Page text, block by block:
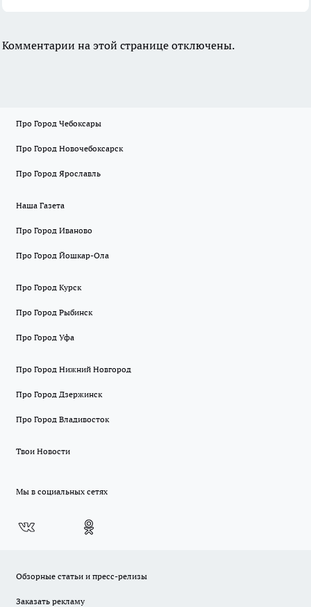
Комментарии на этой странице отключены.
Про Город Чебоксары
Про Город Новочебоксарск
Про Город Ярославль
Наша Газета
Про Город Иваново
Про Город Йошкар-Ола
Про Город Курск
Про Город Рыбинск
Про Город Уфа
Про Город Нижний Новгород
Про Город Дзержинск
Про Город Владивосток
Твои Новости
Мы в социальных сетях
Обзорные статьи и пресс-релизы
Заказать рекламу